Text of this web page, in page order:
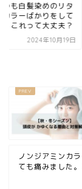
つも白髪染めのリタ
カラーばかりをして
】これって大丈夫？
2024年10月19日
ノンジアミンカ
ても痛みました